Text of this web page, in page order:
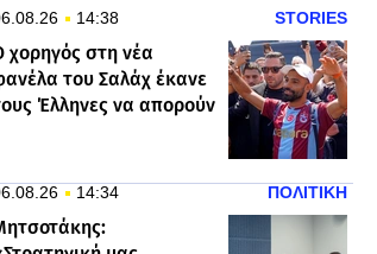
14:38 STORIES
χορηγός στη νέα
του Σαλάχ έκανε
Έλληνες να απορούν
14:34 ΠΟΛΙΤΙΚΗ